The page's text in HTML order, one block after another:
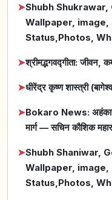
➤Shubh
Wallpaper, image,
Status,Photos,
➤श्रीमद्भगवद्गीता: जीवन,
➤धीरेंद्र कृष्ण शास्त्री
➤Bokaro News: अहंकार
मार्ग — सचिन कौशिक
➤Shubh Shaniwar,
Wallpaper, image,
Status,Photos,